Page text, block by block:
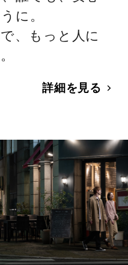
に。
、もっと人に
詳細を見る